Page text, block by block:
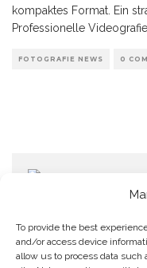
To provide the best
and/or access device
allow us to process data such
kompaktes Format. Ein
Professionelle
FOTOGRAFIE NEWS 0
Home